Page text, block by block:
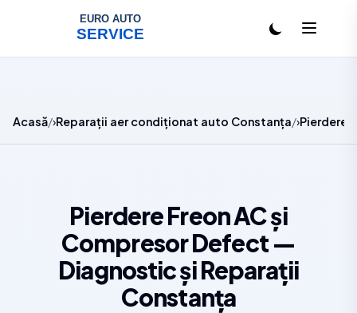
Acasă Reparații aer condiționat auto Constanța Pierdere
Pierdere Freon AC și
Compresor Defect —
Diagnostic și Reparații
Constanța